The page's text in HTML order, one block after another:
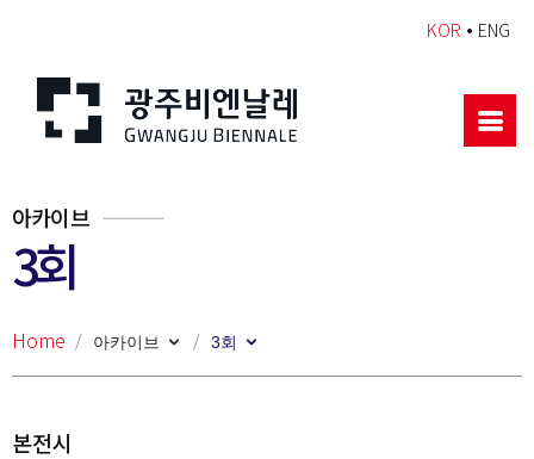
KOR • ENG
아카이브
3회
Home 아카이브 3회
본전시